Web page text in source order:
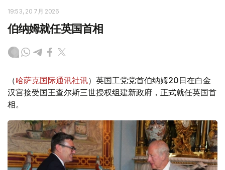
19:53, 20 7月 2026
伯纳姆就任英国首相
（哈萨克国际通讯社讯）英国工党党首伯纳姆20日在白金
汉宫接受国王查尔斯三世授权组建新政府，正式就任英国首
相。